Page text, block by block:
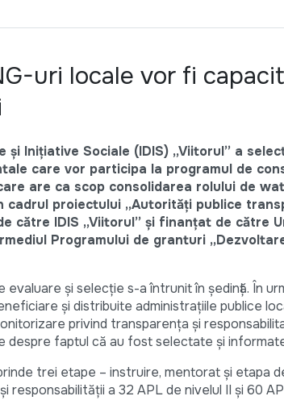
uri locale vor fi
Inițiative Sociale (IDIS) „Viitorul” a
care vor participa la programul de
are ca scop consolidarea rolului de
cadrul proiectului „Autorități publice
către IDIS „Viitorul” și finanțat de către
Programului de granturi
evaluare și selecție s-a întrunit în ședință. În
și distribuite administrațiile publice
privind transparența și
despre faptul că au fost selectate și
trei etape – instruire, mentorat și etapa
responsabilității a 32 APL de nivelul II și 60